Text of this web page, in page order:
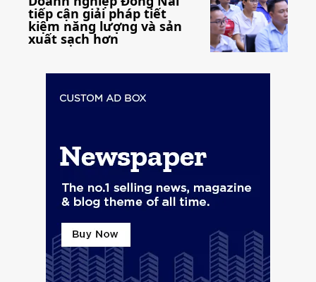
tiếp cận giải pháp tiết
kiệm năng lượng và sản
xuất sạch hơn